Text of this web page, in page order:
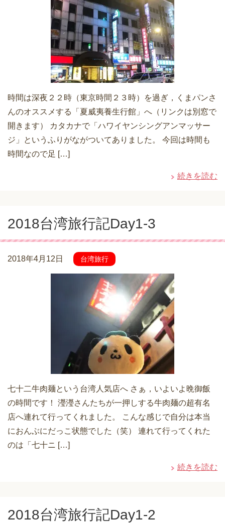
時間は深夜２２時（東京時間２３時）を過ぎ，くまパンさ
んのオススメする「夏威夷養生行館」へ（リンクは別窓で
開きます） カタカナで「ハワイヤンシングアンマッサー
ジ」というふりがながついてありました。 今回は時間も
時間なので足 […]
続きを読む
2018台湾旅行記Day1-3
2018年4月12日 台湾旅行
七十二牛肉麺という台湾人気店へ さぁ，いよいよ晩御飯
の時間です！ 瀅瀅さんたちが一押しする牛肉麺の超有名
店へ連れて行ってくれました。 こんな感じで自分は本当
におんぶにだっこ状態でした（笑） 連れて行ってくれた
のは「七十ニ […]
続きを読む
2018台湾旅行記Day1-2